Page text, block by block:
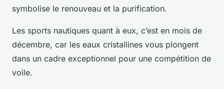
symbolise le renouveau et la purification.
Les sports nautiques quant à eux, c’est en mois de
décembre, car les eaux cristallines vous plongent
dans un cadre exceptionnel pour une compétition de
voile.